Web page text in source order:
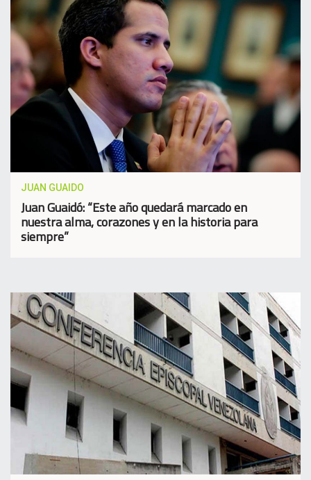
JUAN GUAIDO
Juan Guaidó: “Este año quedará marcado en
nuestra alma, corazones y en la historia para
siempre”